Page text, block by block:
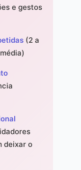
e gestos
(2 a
deixar o